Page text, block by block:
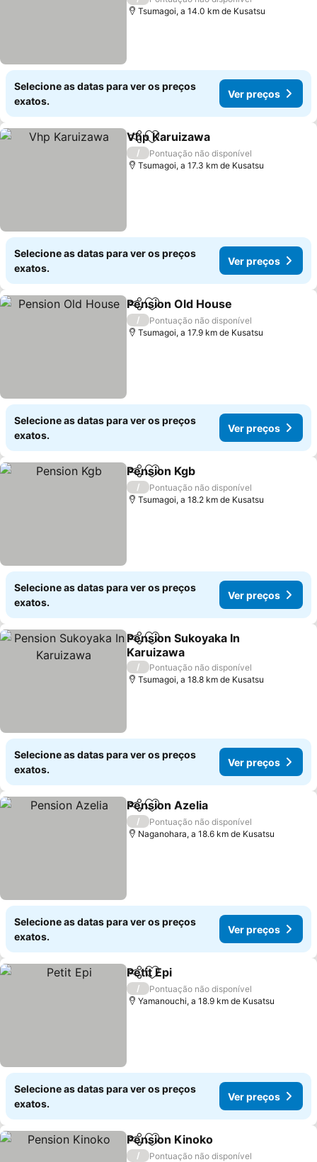
Tsumagoi, a 14.0 km de Kusatsu
Selecione as datas para ver os preços
exatos.
Ver preços
PartilharAdicionar aos favoritos
Vhp Karuizawa
/
Pontuação não disponível
Tsumagoi, a 17.3 km de Kusatsu
Selecione as datas para ver os preços
exatos.
Ver preços
PartilharAdicionar aos favoritos
Pension Old House
/
Pontuação não disponível
Tsumagoi, a 17.9 km de Kusatsu
Selecione as datas para ver os preços
exatos.
Ver preços
PartilharAdicionar aos favoritos
Pension Kgb
/
Pontuação não disponível
Tsumagoi, a 18.2 km de Kusatsu
Selecione as datas para ver os preços
exatos.
Ver preços
PartilharAdicionar aos favoritos
Pension Sukoyaka In
Karuizawa
/
Pontuação não disponível
Tsumagoi, a 18.8 km de Kusatsu
Selecione as datas para ver os preços
exatos.
Ver preços
PartilharAdicionar aos favoritos
Pension Azelia
/
Pontuação não disponível
Naganohara, a 18.6 km de Kusatsu
Selecione as datas para ver os preços
exatos.
Ver preços
PartilharAdicionar aos favoritos
Petit Epi
/
Pontuação não disponível
Yamanouchi, a 18.9 km de Kusatsu
Selecione as datas para ver os preços
exatos.
Ver preços
PartilharAdicionar aos favoritos
Pension Kinoko
/
Pontuação não disponível